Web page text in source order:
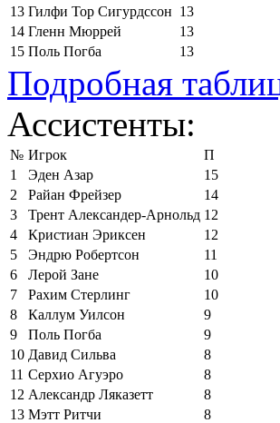
13 Гилфи Тор Сигурдссон 13
14 Гленн Мюррей
13
15 Поль Погба 13
Подробная
Ассистенты:
№ Игрок
П
1
Эден Азар
15
2
Райан Фрейзер
14
3
Трент Александер-Арнольд 12
4
Кристиан Эриксен
12
5
Эндрю Робертсон
11
6
Лерой Зане
10
7
Рахим Стерлинг
10
8
Каллум Уилсон
9
9
Поль Погба
9
10 Давид Сильва
8
11 Серхио Агуэро
8
12 Александр Ляказетт
8
13 Мэтт Ритчи
8